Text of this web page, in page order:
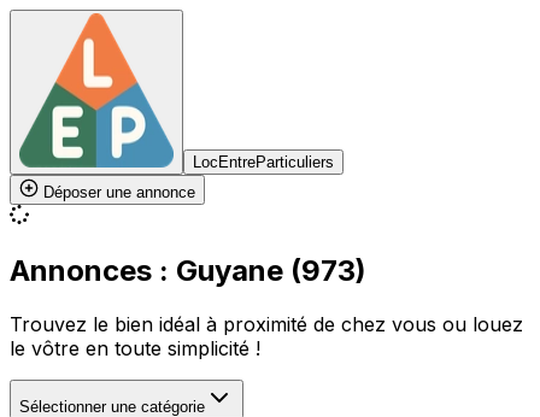
LocEntreParticuliers
Déposer une annonce
Annonces : Guyane (973)
Trouvez le bien idéal à proximité de chez vous ou louez
le vôtre en toute simplicité !
Sélectionner une catégorie